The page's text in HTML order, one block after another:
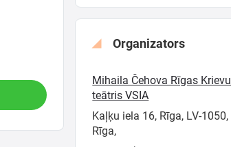
Organizators
Mihaila Čehova Rīgas Krievu
teātris VSIA
Kaļķu iela 16, Rīga, LV-1050,
Rīga,